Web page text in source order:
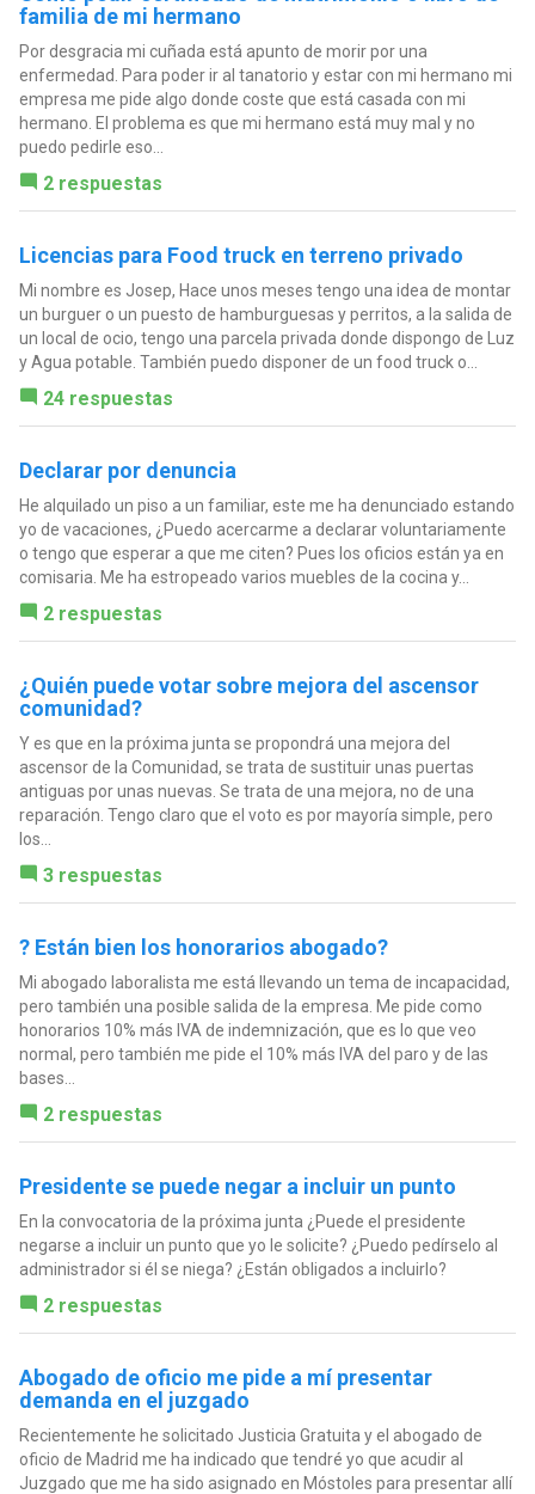
familia de mi hermano
Por desgracia mi cuñada está apunto de morir por una
enfermedad. Para poder ir al tanatorio y estar con mi hermano mi
empresa me pide algo donde coste que está casada con mi
hermano. El problema es que mi hermano está muy mal y no
puedo pedirle eso...
2 respuestas
Licencias para Food truck en terreno privado
Mi nombre es Josep, Hace unos meses tengo una idea de montar
un burguer o un puesto de hamburguesas y perritos, a la salida de
un local de ocio, tengo una parcela privada donde dispongo de Luz
y Agua potable. También puedo disponer de un food truck o...
24 respuestas
Declarar por denuncia
He alquilado un piso a un familiar, este me ha denunciado estando
yo de vacaciones, ¿Puedo acercarme a declarar voluntariamente
o tengo que esperar a que me citen? Pues los oficios están ya en
comisaria. Me ha estropeado varios muebles de la cocina y...
2 respuestas
¿Quién puede votar sobre mejora del ascensor
comunidad?
Y es que en la próxima junta se propondrá una mejora del
ascensor de la Comunidad, se trata de sustituir unas puertas
antiguas por unas nuevas. Se trata de una mejora, no de una
reparación. Tengo claro que el voto es por mayoría simple, pero
los...
3 respuestas
? Están bien los honorarios abogado?
Mi abogado laboralista me está llevando un tema de incapacidad,
pero también una posible salida de la empresa. Me pide como
honorarios 10% más IVA de indemnización, que es lo que veo
normal, pero también me pide el 10% más IVA del paro y de las
bases...
2 respuestas
Presidente se puede negar a incluir un punto
En la convocatoria de la próxima junta ¿Puede el presidente
negarse a incluir un punto que yo le solicite? ¿Puedo pedírselo al
administrador si él se niega? ¿Están obligados a incluirlo?
2 respuestas
Abogado de oficio me pide a mí presentar
demanda en el juzgado
Recientemente he solicitado Justicia Gratuita y el abogado de
oficio de Madrid me ha indicado que tendré yo que acudir al
Juzgado que me ha sido asignado en Móstoles para presentar allí